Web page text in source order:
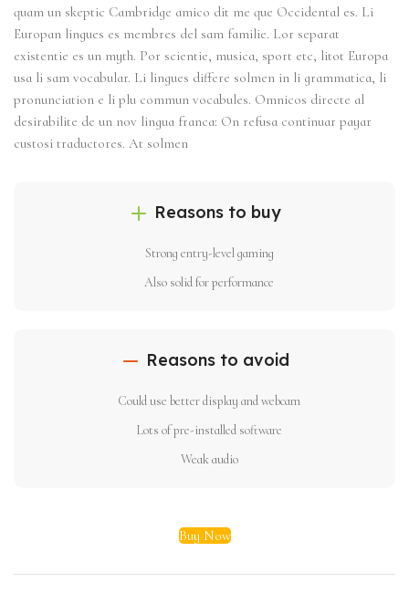
quam un skeptic Cambridge amico dit me que Occidental es. Li
Europan lingues es membres del sam familie. Lor separat
existentie es un myth. Por scientie, musica, sport etc, litot Europa
usa li sam vocabular. Li lingues differe solmen in li grammatica, li
pronunciation e li plu commun vocabules. Omnicos directe al
desirabilite de un nov lingua franca: On refusa continuar payar
custosi traductores. At solmen
Reasons to buy
Strong entry-level gaming
Also solid for performance
Reasons to avoid
Could use better display and webcam
Lots of pre-installed software
Weak audio
Buy Now